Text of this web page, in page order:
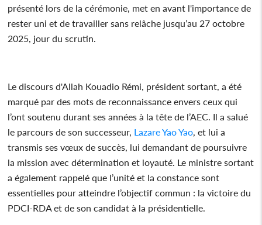
présenté lors de la cérémonie, met en avant l'importance de
rester uni et de travailler sans relâche jusqu’au 27 octobre
2025, jour du scrutin.
Le discours d'Allah Kouadio Rémi, président sortant, a été
marqué par des mots de reconnaissance envers ceux qui
l’ont soutenu durant ses années à la tête de l’AEC. Il a salué
le parcours de son successeur, Lazare Yao Yao , et lui a
transmis ses vœux de succès, lui demandant de poursuivre
la mission avec détermination et loyauté. Le ministre sortant
a également rappelé que l’unité et la constance sont
essentielles pour atteindre l’objectif commun : la victoire du
PDCI-RDA et de son candidat à la présidentielle.